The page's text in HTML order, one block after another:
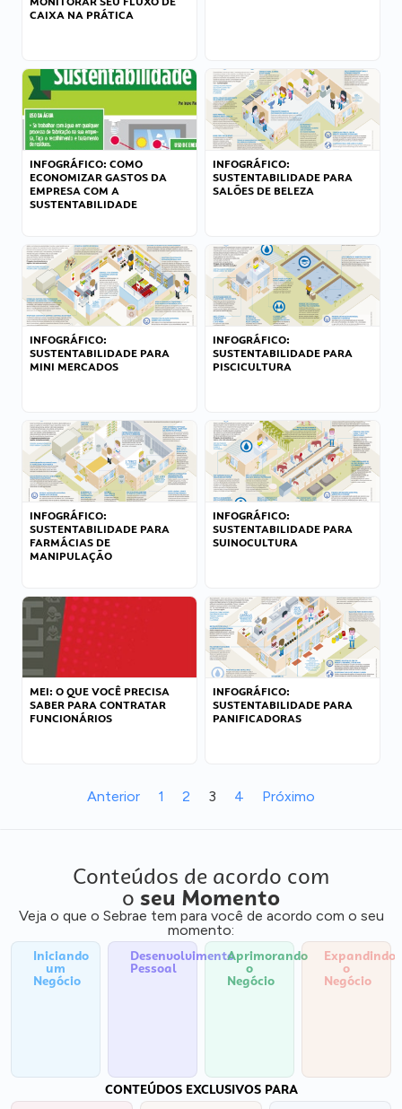
CAIXA NA PRÁTICA
INFOGRÁFICO: COMO
ECONOMIZAR GASTOS DA
EMPRESA COM A
SUSTENTABILIDADE
INFOGRÁFICO:
SUSTENTABILIDADE PARA
SALÕES DE BELEZA
INFOGRÁFICO:
SUSTENTABILIDADE PARA
MINI MERCADOS
INFOGRÁFICO:
SUSTENTABILIDADE PARA
PISCICULTURA
INFOGRÁFICO:
SUSTENTABILIDADE PARA
FARMÁCIAS DE
MANIPULAÇÃO
INFOGRÁFICO:
SUSTENTABILIDADE PARA
SUINOCULTURA
MEI: O QUE VOCÊ PRECISA
SABER PARA CONTRATAR
FUNCIONÁRIOS
INFOGRÁFICO:
SUSTENTABILIDADE PARA
PANIFICADORAS
Anterior 1 2 3 4 Próximo
Conteúdos de acordo com
o seu Momento
Veja o que o Sebrae tem para você de acordo com o seu
momento:
Iniciando
um
Negócio
Desenvolvimento
Pessoal
Aprimorando
o
Negócio
Expandindo
o
Negócio
CONTEÚDOS EXCLUSIVOS PARA